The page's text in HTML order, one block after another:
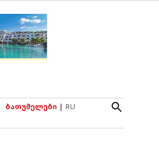
ბათუმელები | RU
Open
Search